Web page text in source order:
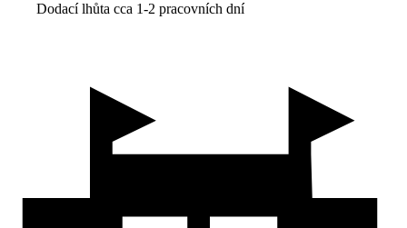
Dodací lhůta cca 1-2 pracovních dní